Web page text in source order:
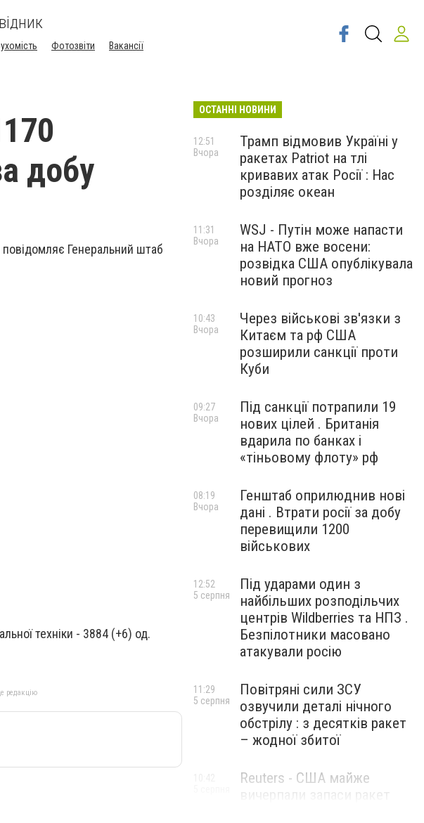
Фотозвіти Вакансії
добу
Генеральний штаб
техніки - 3884 (+6) од.
редакцію
ОСТАННІ НОВИНИ
Трамп відмовив Україні у
ракетах Patriot на тлі
кривавих атак Росії : Нас
розділяє океан
12:51
Вчора
WSJ - Путін може напасти
на НАТО вже восени:
розвідка США опублікувала
новий прогноз
11:31
Вчора
Через військові зв'язки з
Китаєм та рф США
розширили санкції проти
Куби
10:43
Вчора
Під санкції потрапили 19
нових цілей . Британія
вдарила по банках і
«тіньовому флоту» рф
09:27
Вчора
Генштаб оприлюднив нові
дані . Втрати росії за добу
перевищили 1200
військових
08:19
Вчора
Під ударами один з
найбільших розподільчих
центрів Wildberries та НПЗ .
Безпілотники масовано
атакували росію
12:52
5 серпня
Повітряні сили ЗСУ
озвучили деталі нічного
обстрілу : з десятків ракет
– жодної збитої
11:29
5 серпня
Reuters - США майже